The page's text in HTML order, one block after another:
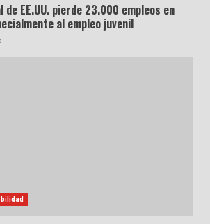
EE.UU. pierde 23.000 empleos en
al empleo juvenil